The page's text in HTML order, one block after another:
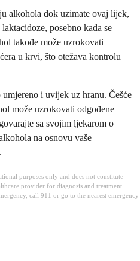
alkohola dok uzimate ovaj lijek,
posebno kada se
takođe može uzrokovati
u krvi, što otežava kontrolu
i uvijek uz hranu. Češće
može uzrokovati odgođene
sa svojim ljekarom o
na osnovu vaše
purposes only and does not constitute
provider for diagnosis and treatment
call 911 or go to the nearest emergency